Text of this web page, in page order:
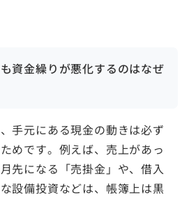
資金繰りが悪化するのはなぜ
手元にある現金の動きは必ず
めです。例えば、売上があっ
先になる「売掛金」や、借入
設備投資などは、帳簿上は黒